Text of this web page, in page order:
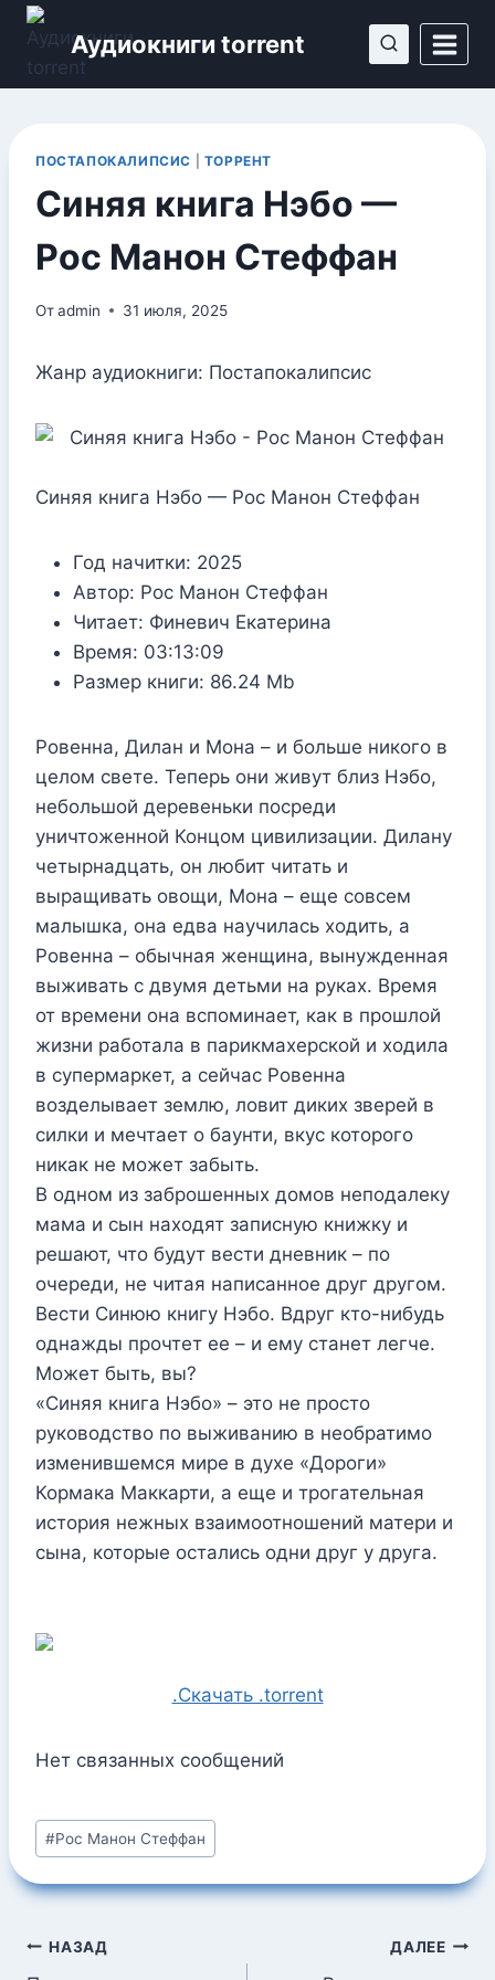
Перейти
содержимому
Аудиокниги torrent
ПОСТАПОКАЛИПСИС ТОРРЕНТ
Синяя книга Нэбо —
Рос Манон Стеффан
Отadmin 31 июля, 2025
Жанр аудиокниги: Постапокалипсис
Синяя книга Нэбо — Рос Манон Стеффан
Год начитки: 2025
Автор: Рос Манон Стеффан
Читает: Финевич Екатерина
Время: 03:13:09
Размер книги: 86.24 Mb
Ровенна, Дилан и Мона – и больше никого в
целом свете. Теперь они живут близ Нэбо,
небольшой деревеньки посреди
уничтоженной Концом цивилизации. Дилану
четырнадцать, он любит читать и
выращивать овощи, Мона – еще совсем
малышка, она едва научилась ходить, а
Ровенна – обычная женщина, вынужденная
выживать с двумя детьми на руках. Время
от времени она вспоминает, как в прошлой
жизни работала в парикмахерской и ходила
в супермаркет, а сейчас Ровенна
возделывает землю, ловит диких зверей в
силки и мечтает о баунти, вкус которого
никак не может забыть.
В одном из заброшенных домов неподалеку
мама и сын находят записную книжку и
решают, что будут вести дневник – по
очереди, не читая написанное друг другом.
Вести Синюю книгу Нэбо. Вдруг кто-нибудь
однажды прочтет ее – и ему станет легче.
Может быть, вы?
«Синяя книга Нэбо» – это не просто
руководство по выживанию в необратимо
изменившемся мире в духе «Дороги»
Кормака Маккарти, а еще и трогательная
история нежных взаимоотношений матери и
сына, которые остались одни друг у друга.
.Скачать .torrent
Нет связанных сообщений
Метки
записи:
#Рос Манон Стеффан
Навигация
НАЗАД ДАЛЕЕ